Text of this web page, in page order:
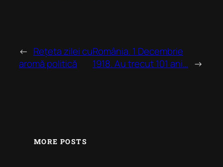
← Rețeta zilei cu
aromă politică
România. 1 Decembrie
1918. Au trecut 101 ani… →
MORE POSTS